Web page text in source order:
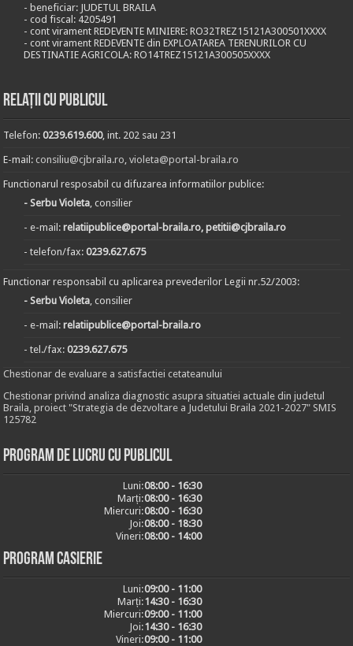
- beneficiar: JUDETUL BRAILA
- cod fiscal: 4205491
- cont virament REDEVENTE MINIERE: RO32TREZ15121A300501XXXX
- cont virament REDEVENTE din EXPLOATAREA TERENURILOR CU
DESTINATIE AGRICOLA: RO14TREZ15121A300505XXXX
Relații cu publicul
Telefon:0239.619.600, int. 202 sau 231
E-mail:consiliu@cjbraila.ro ,violeta@portal-braila.ro
Functionarul resposabil cu difuzarea informatiilor publice:
- Serbu Violeta , consilier
- e-mail:relatiipublice@portal-braila.ro, petitii@cjbraila.ro
- telefon/fax:0239.627.675
Functionar responsabil cu aplicarea prevederilor Legii nr.52/2003:
- Serbu Violeta , consilier
- e-mail:relatiipublice@portal-braila.ro
- tel./fax:0239.627.675
Chestionar de evaluare a satisfactiei cetateanului
Chestionar privind analiza diagnostic asupra situatiei actuale din judetul
Braila, proiect "Strategia de dezvoltare a Judetului Braila 2021-2027" SMIS
125782
Program de lucru cu publicul
Luni:08:00 - 16:30
Marți:08:00 - 16:30
Miercuri:08:00 - 16:30
Joi:08:00 - 18:30
Vineri:08:00 - 14:00
Program casierie
Luni:09:00 - 11:00
Marți:14:30 - 16:30
Miercuri:09:00 - 11:00
Joi:14:30 - 16:30
Vineri:09:00 - 11:00